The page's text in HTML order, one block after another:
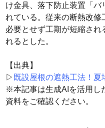
け金具、落下防止装置「バ
れている。従来の断熱改修
必要とせず工期が短縮さ
れるとした。
【出典】
▷ 既設屋根の遮熱工法！夏
※本記事は生成AIを活用し
資料をご確認ください。